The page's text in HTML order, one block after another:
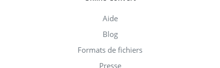
Aide
Blog
Formats de fichiers
Presse